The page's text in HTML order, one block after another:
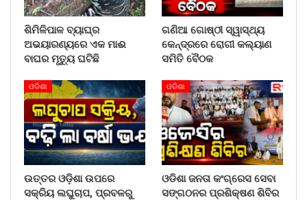
ଶିମିଳିପାଳ ବ୍ୟାଘ୍ର
ଅଭୟାରଣ୍ୟରେ ଏକ ମାଈ
ବାଘର ମୃତ୍ୟୁ ଘଟିଛି
ଗଣିଆ ଗୋଷ୍ଠୀ ସ୍ୱାସ୍ଥ୍ୟ
କେନ୍ଦ୍ରରେ ରୋଗୀ କଲ୍ୟାଣ
ସମିତି ବୈଠକ
ଓଡିଶା
ଉତ୍ତର ଓଡ଼ିଶା ଉପରେ
ସକ୍ରିୟ ଲଘୁଚାପ, ପ୍ରବଳରୁ
ଓଡିଶା
ଓଡିଶା ଜନତା କଂଗ୍ରେସ ସେବା
ସଙ୍ଗଠନର ପ୍ରଶିକ୍ଷଣ ଶିବିର